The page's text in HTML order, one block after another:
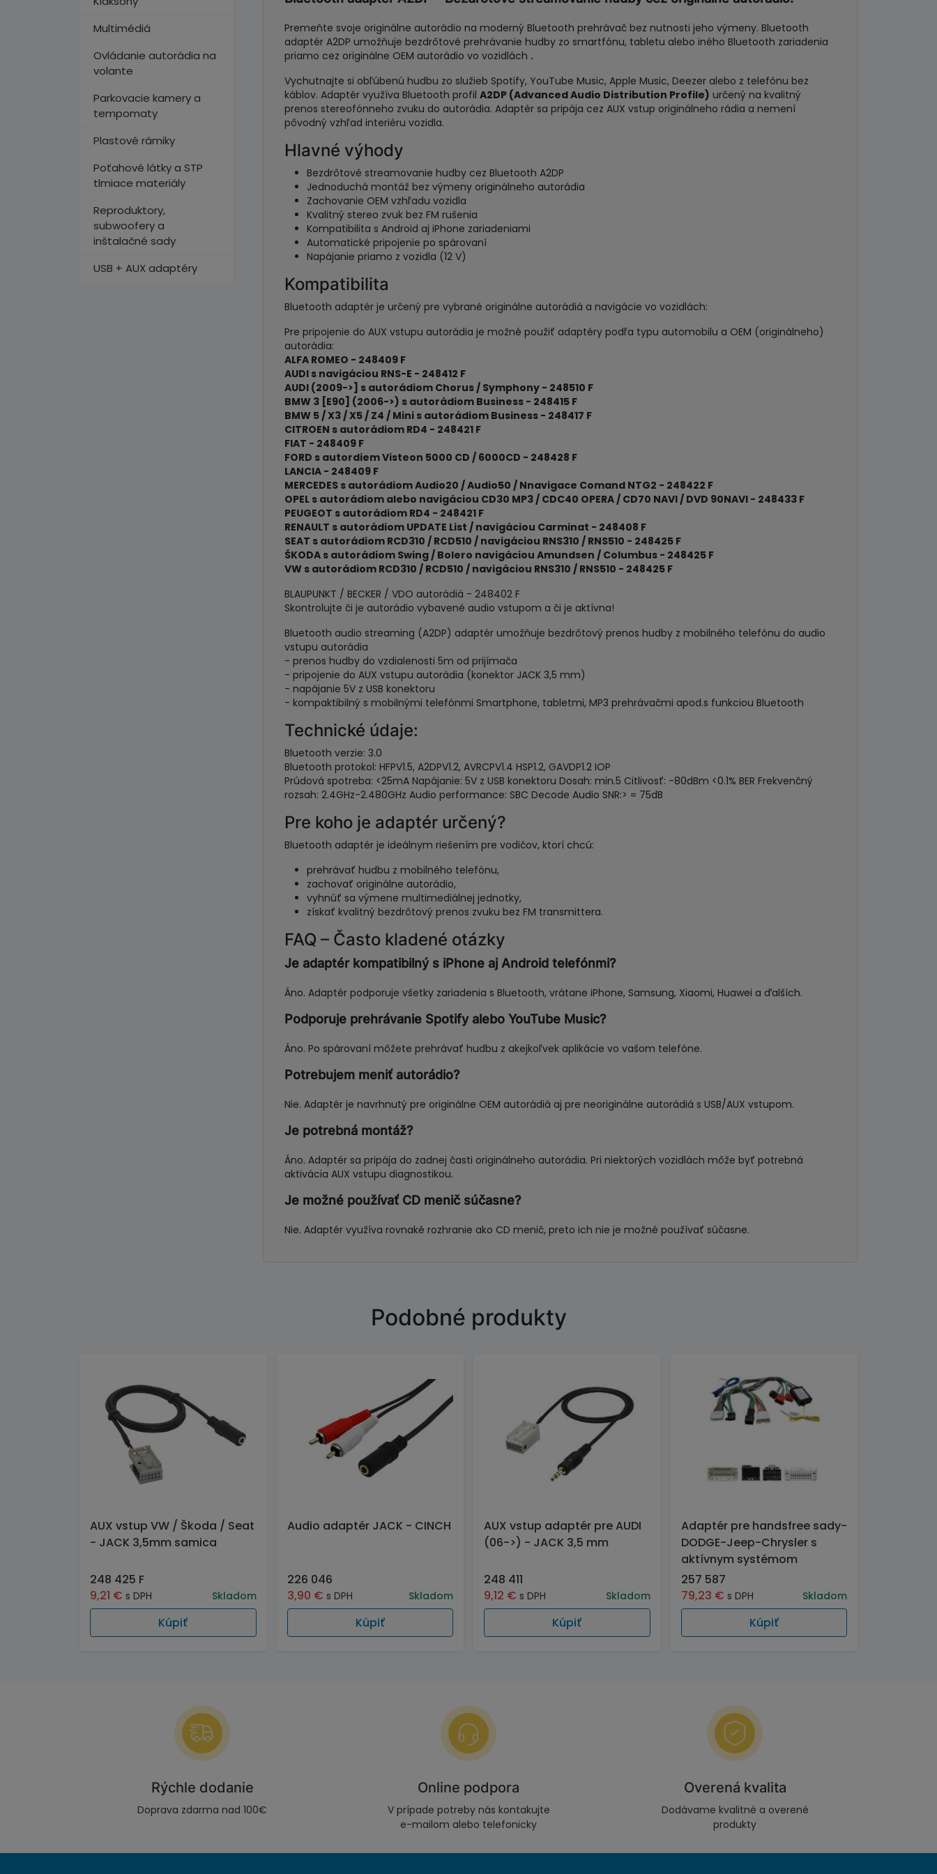
Multimédiá
Ovládanie autorádia na
volante
Parkovacie kamery a
tempomaty
Plastové rámiky
Poťahové látky a STP
tlmiace materiály
Reproduktory,
subwoofery a
inštalačné sady
USB + AUX adaptéry
Premeňte svoje originálne autorádio na moderný Bluetooth prehrávač bez nutnosti jeho výmeny. Bluetooth
adaptér A2DP umožňuje bezdrôtové prehrávanie hudby zo smartfónu, tabletu alebo iného Bluetooth zariadenia
priamo cez originálne OEM autorádio vo vozidlách .
Vychutnajte si obľúbenú hudbu zo služieb Spotify, YouTube Music, Apple Music, Deezer alebo z telefónu bez
káblov. Adaptér využíva Bluetooth profilA2DP (Advanced Audio Distribution Profile) určený na kvalitný
prenos stereofónneho zvuku do autorádia. Adaptér sa pripája cez AUX vstup originálneho rádia a nemení
pôvodný vzhľad interiéru vozidla.
Hlavné výhody
Bezdrôtové streamovanie hudby cez Bluetooth A2DP
Jednoduchá montáž bez výmeny originálneho autorádia
Zachovanie OEM vzhľadu vozidla
Kvalitný stereo zvuk bez FM rušenia
Kompatibilita s Android aj iPhone zariadeniami
Automatické pripojenie po spárovaní
Napájanie priamo z vozidla (12 V)
Kompatibilita
Bluetooth adaptér je určený pre vybrané originálne autorádiá a navigácie vo vozidlách:
Pre pripojenie do AUX vstupu autorádia je možné použiť adaptéry podľa typu automobilu a OEM (originálneho)
autorádia:
ALFA ROMEO - 248409 F
AUDI s navigáciou RNS-E - 248412 F
AUDI (2009->] s autorádiom Chorus / Symphony - 248510 F
BMW 3 [E90] (2006->) s autorádiom Business - 248415 F
BMW 5 / X3 / X5 / Z4 / Mini s autorádiom Business - 248417 F
CITROEN s autorádiom RD4 - 248421 F
FIAT - 248409 F
FORD s autordiem Visteon 5000 CD / 6000CD - 248428 F
LANCIA - 248409 F
MERCEDES s autorádiom Audio20 / Audio50 / Nnavigace Comand NTG2 - 248422 F
OPEL s autorádiom alebo navigáciou CD30 MP3 / CDC40 OPERA / CD70 NAVI / DVD 90NAVI - 248433 F
PEUGEOT s autorádiom RD4 - 248421 F
RENAULT s autorádiom UPDATE List / navigáciou Carminat - 248408 F
SEAT s autorádiom RCD310 / RCD510 / navigáciou RNS310 / RNS510 - 248425 F
ŠKODA s autorádiom Swing / Bolero navigáciou Amundsen / Columbus - 248425 F
VW s autorádiom RCD310 / RCD510 / navigáciou RNS310 / RNS510 - 248425 F
BLAUPUNKT / BECKER / VDO autorádiá - 248402 F
Skontrolujte či je autorádio vybavené audio vstupom a či je aktívna!
Bluetooth audio streaming (A2DP) adaptér umožňuje bezdrôtový prenos hudby z mobilného telefónu do audio
vstupu autorádia
- prenos hudby do vzdialenosti 5m od prijímača
- pripojenie do AUX vstupu autorádia (konektor JACK 3,5 mm)
- napájanie 5V z USB konektoru
- kompaktibilný s mobilnými telefónmi Smartphone, tabletmi, MP3 prehrávačmi apod.s funkciou Bluetooth
Technické údaje:
Bluetooth verzie: 3.0
Bluetooth protokol: HFPV1.5, A2DPV1.2, AVRCPV1.4 HSP1.2, GAVDP1.2 IOP
Prúdová spotreba: <25mA Napájanie: 5V z USB konektoru Dosah: min.5 Citlivosť: -80dBm <0.1% BER Frekvenčný
rozsah: 2.4GHz-2.480GHz Audio performance: SBC Decode Audio SNR:> = 75dB
Pre koho je adaptér určený?
Bluetooth adaptér je ideálnym riešením pre vodičov, ktorí chcú:
prehrávať hudbu z mobilného telefónu,
zachovať originálne autorádio,
vyhnúť sa výmene multimediálnej jednotky,
získať kvalitný bezdrôtový prenos zvuku bez FM transmittera.
FAQ – Často kladené otázky
Je adaptér kompatibilný s iPhone aj Android telefónmi?
Áno. Adaptér podporuje všetky zariadenia s Bluetooth, vrátane iPhone, Samsung, Xiaomi, Huawei a ďalších.
Podporuje prehrávanie Spotify alebo YouTube Music?
Áno. Po spárovaní môžete prehrávať hudbu z akejkoľvek aplikácie vo vašom telefóne.
Potrebujem meniť autorádio?
Nie. Adaptér je navrhnutý pre originálne OEM autorádiá aj pre neoriginálne autorádiá s USB/AUX vstupom.
Je potrebná montáž?
Áno. Adaptér sa pripája do zadnej časti originálneho autorádia. Pri niektorých vozidlách môže byť potrebná
aktivácia AUX vstupu diagnostikou.
Je možné používať CD menič súčasne?
Nie. Adaptér využíva rovnaké rozhranie ako CD menič, preto ich nie je možné používať súčasne.
Podobné produkty
AUX vstup VW / Škoda / Seat
- JACK 3,5mm samica
248 425 F
9,21 € s DPH Skladom
Kúpiť
Audio adaptér JACK - CINCH
226 046
3,90 € s DPH Skladom
Kúpiť
AUX vstup adaptér pre AUDI
(06->) - JACK 3,5 mm
248 411
9,12 € s DPH Skladom
Kúpiť
Adaptér pre handsfree sady-
DODGE-Jeep-Chrysler s
aktívnym systémom
257 587
79,23 € s DPH Skladom
Kúpiť
Rýchle dodanie
Doprava zdarma nad 100€
Online podpora
V prípade potreby nás kontakujte
e-mailom alebo telefonicky
Overená kvalita
Dodávame kvalitné a overené
produkty